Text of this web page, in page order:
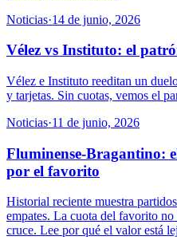
Noticias·14 de junio, 2026
Vélez vs Instituto: el
Vélez e Instituto reeditan un
y tarjetas. Sin cuotas, vemos el
Noticias·11 de junio, 2026
Fluminense-Bragantino:
por el favorito
Historial reciente muestra
empates. La cuota del favorito
cruce. Lee por qué el valor está